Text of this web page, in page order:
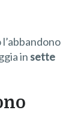
insette